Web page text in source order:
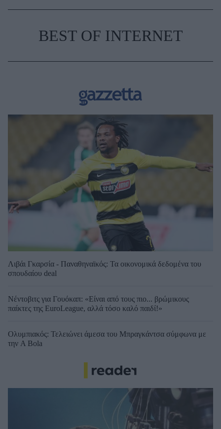
BEST OF INTERNET
Λιβάι Γκαρσία - Παναθηναϊκός: Τα οικονομικά δεδομένα του
σπουδαίου deal
Νέντοβιτς για Γουόκαπ: «Είναι από τους πιο... βρώμικους
παίκτες της EuroLeague, αλλά τόσο καλό παιδί!»
Ολυμπιακός: Τελειώνει άμεσα του Μπραγκάντσα σύμφωνα με
την A Bola